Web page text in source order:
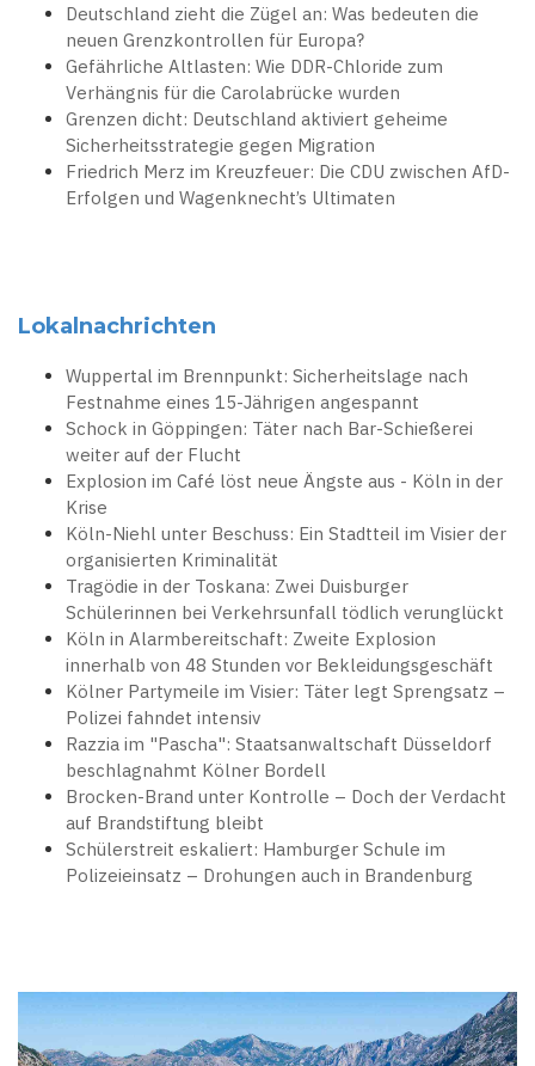
Deutschland zieht die Zügel an: Was bedeuten die
neuen Grenzkontrollen für Europa?
Gefährliche Altlasten: Wie DDR-Chloride zum
Verhängnis für die Carolabrücke wurden
Grenzen dicht: Deutschland aktiviert geheime
Sicherheitsstrategie gegen Migration
Friedrich Merz im Kreuzfeuer: Die CDU zwischen AfD-
Erfolgen und Wagenknecht’s Ultimaten
Lokalnachrichten
Wuppertal im Brennpunkt: Sicherheitslage nach
Festnahme eines 15-Jährigen angespannt
Schock in Göppingen: Täter nach Bar-Schießerei
weiter auf der Flucht
Explosion im Café löst neue Ängste aus - Köln in der
Krise
Köln-Niehl unter Beschuss: Ein Stadtteil im Visier der
organisierten Kriminalität
Tragödie in der Toskana: Zwei Duisburger
Schülerinnen bei Verkehrsunfall tödlich verunglückt
Köln in Alarmbereitschaft: Zweite Explosion
innerhalb von 48 Stunden vor Bekleidungsgeschäft
Kölner Partymeile im Visier: Täter legt Sprengsatz –
Polizei fahndet intensiv
Razzia im "Pascha": Staatsanwaltschaft Düsseldorf
beschlagnahmt Kölner Bordell
Brocken-Brand unter Kontrolle – Doch der Verdacht
auf Brandstiftung bleibt
Schülerstreit eskaliert: Hamburger Schule im
Polizeieinsatz – Drohungen auch in Brandenburg